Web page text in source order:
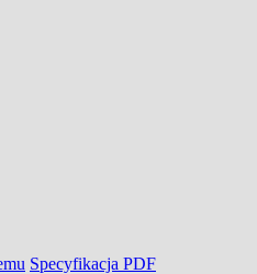
Specyfikacja PDF